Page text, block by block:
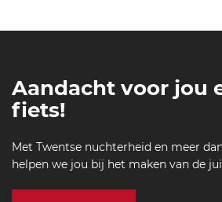
Aandacht voor jou
fiets!
Met Twentse nuchterheid en meer
helpen we jou bij het maken van de